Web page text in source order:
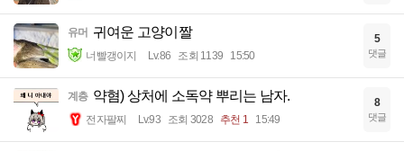
유머 귀여운 고양이짤
너빨갱이지 Lv.86 조회 1139 15:50
5
댓글
계층 약혐) 상처에 소독약 뿌리는 남자.
전자팔찌 Lv.93 조회 3028 추천 1 15:49
8
댓글